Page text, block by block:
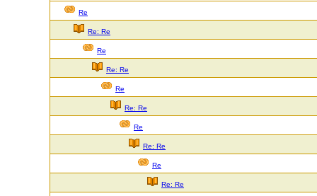
Re
Re: Re
Re
Re: Re
Re
Re: Re
Re
Re: Re
Re
Re: Re